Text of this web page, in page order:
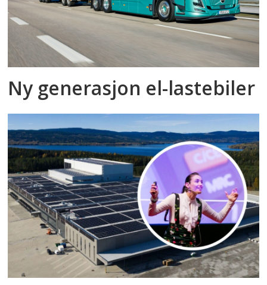
Ny generasjon el-lastebiler